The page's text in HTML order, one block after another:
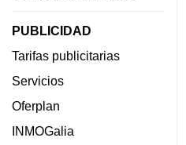
PUBLICIDAD
Tarifas publicitarias
Servicios
Oferplan
INMOGalia